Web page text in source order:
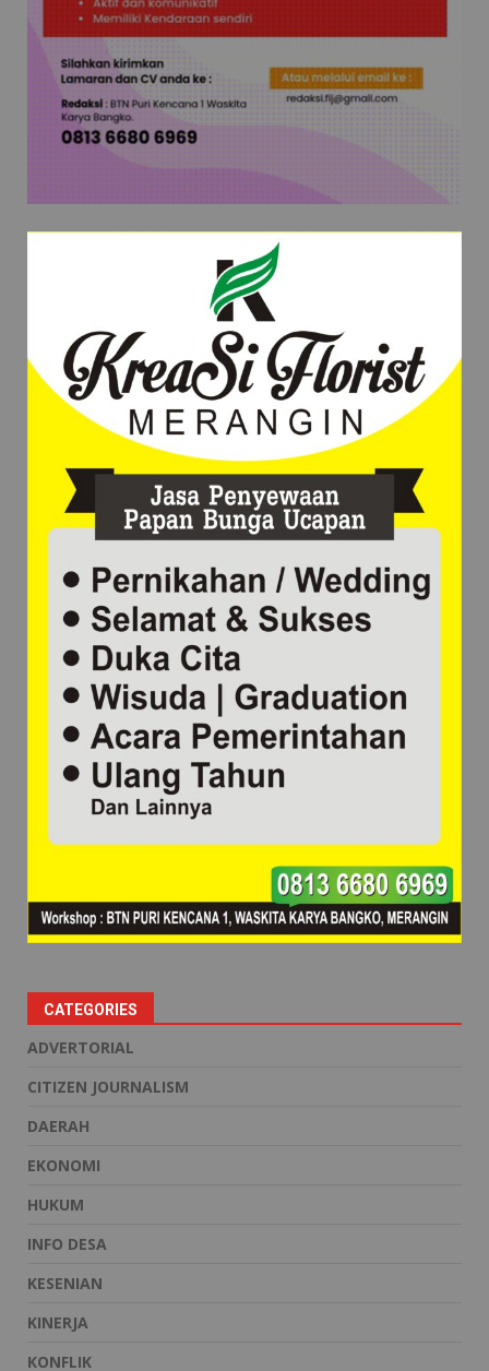
CATEGORIES
ADVERTORIAL
CITIZEN JOURNALISM
DAERAH
EKONOMI
HUKUM
INFO DESA
KESENIAN
KINERJA
KONFLIK